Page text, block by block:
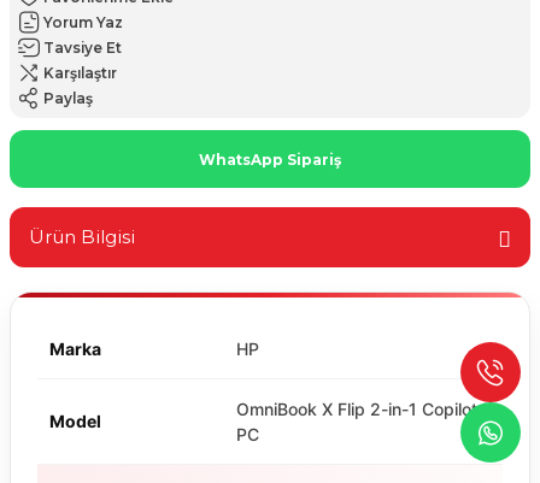
Yorum Yaz
Tavsiye Et
Karşılaştır
Paylaş
WhatsApp Sipariş
Ürün Bilgisi
Marka HP
Model
OmniBook X Flip 2-in-1 Copilot+
PC